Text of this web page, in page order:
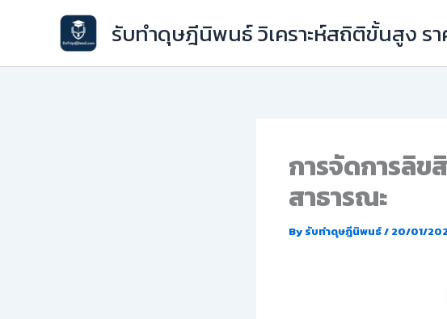
รับทำดุษฎีนิพนธ์ วิเคราะห์สถิติขั้นสูง ร
การจัดการลิข
สาธารณะ
By รับทำดุษฎีนิพนธ์/ 20/01/